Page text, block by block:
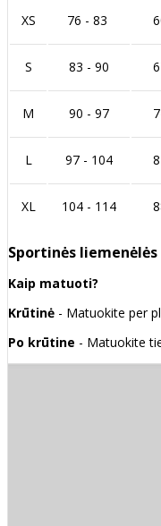
XS 76 - 83
S 83 - 90
M 90 - 97
L 97 - 104
XL 104 - 114
Sportinės liemenėlės
Kaip matuoti?
Krūtinė - Matuokite per
Po krūtine - Matuokite